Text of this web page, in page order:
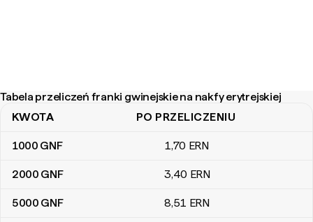
Tabela przeliczeń franki gwinejskie na nakfy erytrejskiej
Tabela przeliczeń franki gwinejskie na nakfy erytrejskiej
KWOTA PO PRZELICZENIU
1000 GNF 1,70 ERN
2000 GNF 3,40 ERN
5000 GNF 8,51 ERN